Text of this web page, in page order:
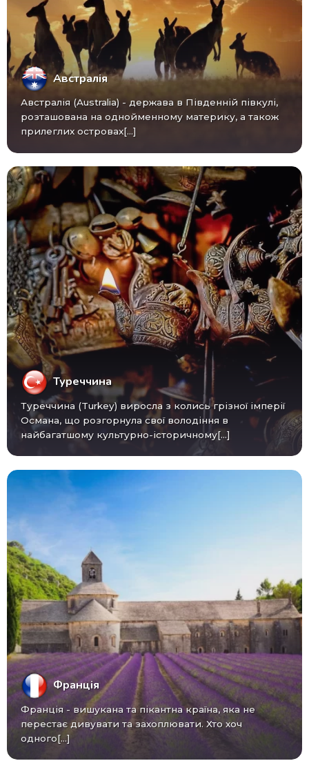
Австралія
Австралія (Australia) - ​​держава в Південній півкулі,
розташована на однойменному материку, а також
прилеглих островах[...]
Туреччина
Туреччина (Turkey) виросла з колись грізної імперії
Османа, що розгорнула свої володіння в
найбагатшому культурно-історичному[...]
Франція
Франція - вишукана та пікантна країна, яка не
перестає дивувати та захоплювати. Хто хоч
одного[...]